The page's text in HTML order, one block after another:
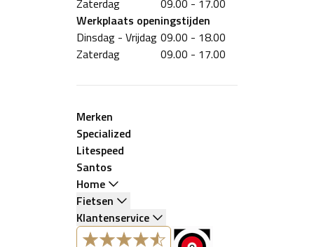
Werkplaats openingstijden
Dinsdag - Vrijdag 09.00 - 18.00
Zaterdag
09.00 - 17.00
Merken
Specialized
Litespeed
Santos
Home
Fietsen
Klantenservice